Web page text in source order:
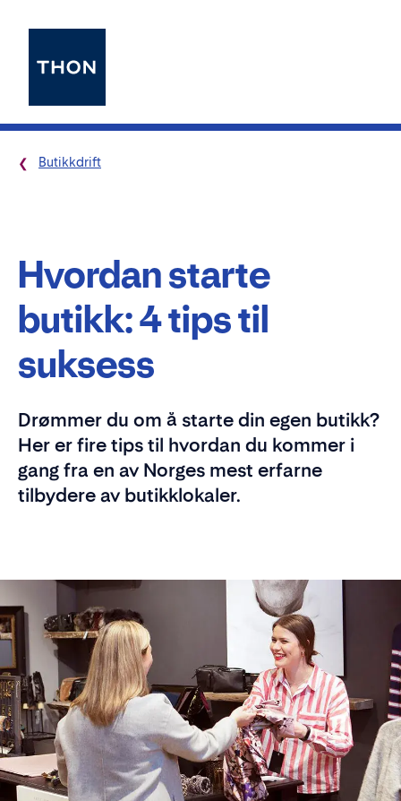
Butikkdrift
Hvordan starte
butikk: 4 tips til
suksess
Drømmer du om å starte din egen butikk?
Her er fire tips til hvordan du kommer i
gang fra en av Norges mest erfarne
tilbydere av butikklokaler.